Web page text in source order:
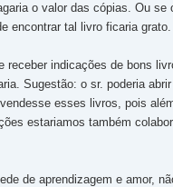
o valor das cópias. Ou se
encontrar tal livro ficaria grato.
receber indicações de bons
Sugestão: o sr. poderia
esses livros, pois
estariamos também
de aprendizagem e amor,